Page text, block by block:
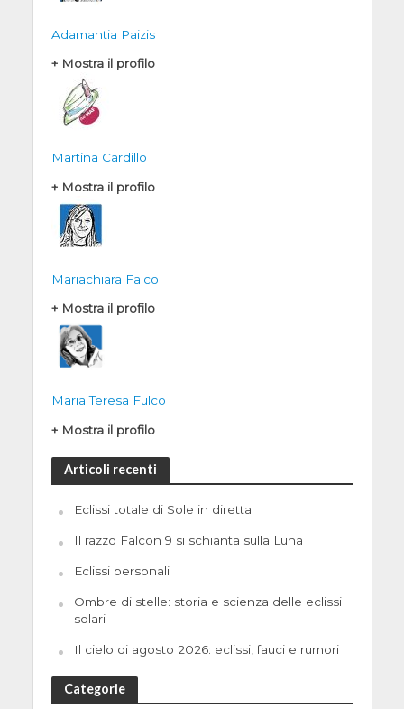
Adamantia Paizis
+ Mostra il profilo
Martina Cardillo
+ Mostra il profilo
Mariachiara Falco
+ Mostra il profilo
Maria Teresa Fulco
+ Mostra il profilo
Articoli recenti
Eclissi totale di Sole in diretta
Il razzo Falcon 9 si schianta sulla Luna
Eclissi personali
Ombre di stelle: storia e scienza delle eclissi
solari
Il cielo di agosto 2026: eclissi, fauci e rumori
Categorie